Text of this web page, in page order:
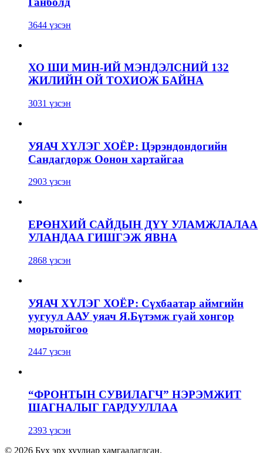
3644 үзсэн
ХО ШИ МИН-ИЙ МЭНДЭЛСНИЙ 132
ЖИЛИЙН ОЙ ТОХИОЖ БАЙНА
3031 үзсэн
УЯАЧ ХҮЛЭГ ХОЁР: Цэрэндондогийн
Сандагдорж Оонон хартайгаа
2903 үзсэн
ЕРӨНХИЙ САЙДЫН ДҮҮ УЛАМЖЛАЛАА
УЛАНДАА ГИШГЭЖ ЯВНА
2868 үзсэн
УЯАЧ ХҮЛЭГ ХОЁР: Сүхбаатар аймгийн
уугуул ААУ уяач Я.Бүтэмж гуай хонгор
морьтойгоо
2447 үзсэн
“ФРОНТЫН СУВИЛАГЧ” НЭРЭМЖИТ
ШАГНАЛЫГ ГАРДУУЛЛАА
2393 үзсэн
© 2026 Бүх эрх хуулиар хамгаалагдсан.